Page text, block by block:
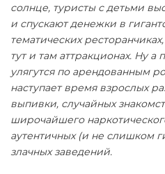
солнце, туристы с детьми
и спускают денежки в
тематических
тут и там аттракционах. Ну а
улягутся по арендованным
наступает время взрослых
выпивки, случайных
широчайшего
аутентичных (и не слишком
злачных заведений.